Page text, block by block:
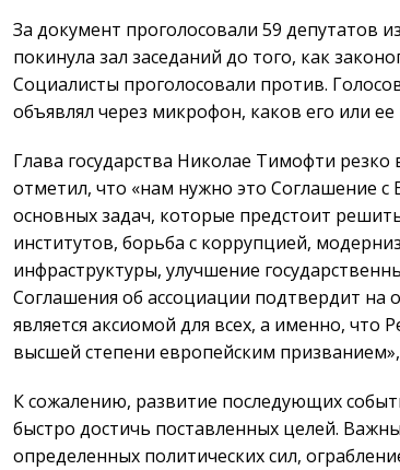
За документ проголосовали 59 депутатов
покинула зал заседаний до того, как
Социалисты проголосовали против.
объявлял через микрофон, каков его или ее
Глава государства Николае Тимофти резко
отметил, что «нам нужно это Соглашение
основных задач, которые предстоит
институтов, борьба с коррупцией,
инфраструктуры, улучшение
Соглашения об ассоциации подтвердит на
является аксиомой для всех, а именно, что
высшей степени европейским
К сожалению, развитие последующих
быстро достичь поставленных целей.
определенных политических сил,